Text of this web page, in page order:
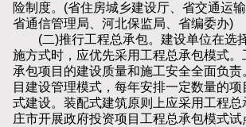
险制度。(省住房城乡建设厅、省交通运输
省通信管理局、河北保监局、省编委办)
(二)推行工程总承包。建设单位在选
施方式时，应优先采用工程总承包模式
承包项目的建设质量和施工安全全面负
目建设管理模式，每年安排一定数量的
式建设。装配式建筑原则上应采用工程总
庄市开展政府投资项目工程总承包模式试